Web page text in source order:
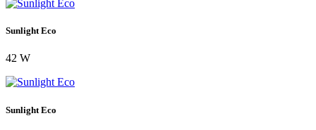
Sunlight Eco
42 W
Sunlight Eco